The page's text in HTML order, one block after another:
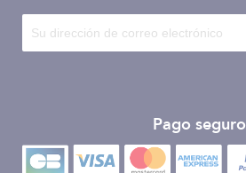
Pago seguro